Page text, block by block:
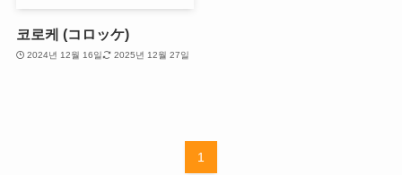
코로케 (コロッケ)
2024년 12월 16일 2025년 12월 27일
1